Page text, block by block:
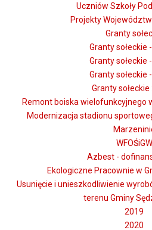
Uczniów Szkoły
Projekty
Granty
Granty sołeckie
Granty sołeckie
Granty sołeckie
Granty sołeckie
Remont boiska wielofunkcyjnego
Modernizacja stadionu
WFOŚiGW
Azbest -
Ekologiczne Pracownie w
Usunięcie i unieszkodliwienie
terenu Gminy
2019
2020